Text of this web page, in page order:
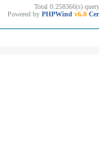
Total 0.258366(s)
Powered by PHPWind v6.0